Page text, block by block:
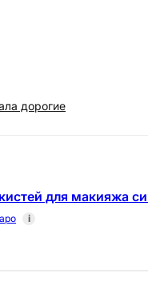
дорогие
для макияжа
i